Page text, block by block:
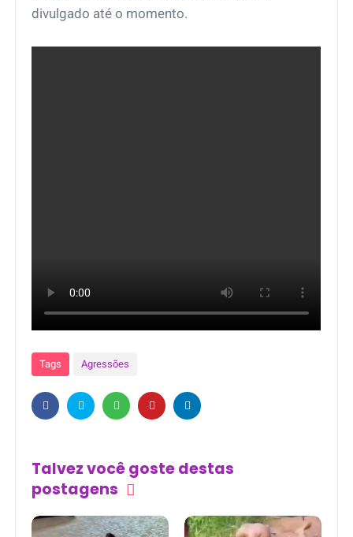
divulgado até o momento.
Tags Agressões
Talvez você goste destas
postagens